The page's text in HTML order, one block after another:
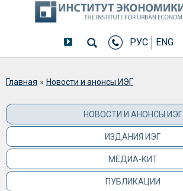
РУС ENG
Вы здесь
Главная » Новости и анонсы ИЭГ
НОВОСТИ И АНОНСЫ ИЭГ
ИЗДАНИЯ ИЭГ
МЕДИА-КИТ
ПУБЛИКАЦИИ